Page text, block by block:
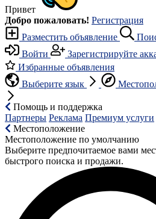
Привет
Добро пожаловать! Регистрация
Разместить объявление
Войти
Зарегистрируйте
Избранные объявления
Выберите язык
Помощь и поддержка
Партнеры Реклама Премиум услуги
Местоположение
Местоположение по умолчанию
Выберите предпочитаемое вами
быстрого поиска и продажи.